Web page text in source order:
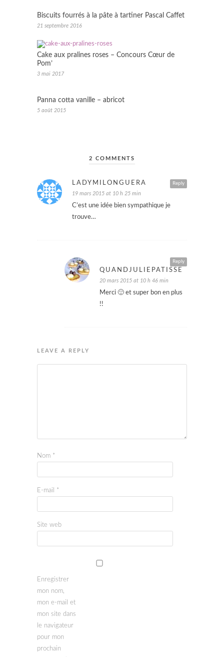
Biscuits fourrés à la pâte à tartiner Pascal Caffet
21 septembre 2016
Cake aux pralines roses – Concours Cœur de
Pom’
3 mai 2017
Panna cotta vanille – abricot
5 août 2015
2 COMMENTS
Reply
LADYMILONGUERA
19 mars 2015 at 10 h 25 min
C’est une idée bien sympathique je
trouve…
Reply
QUANDJULIEPATISSE
20 mars 2015 at 10 h 46 min
Merci 🙂 et super bon en plus
!!
LEAVE A REPLY
Nom *
E-mail *
Site web
Enregistrer
mon nom,
mon e-mail et
mon site dans
le navigateur
pour mon
prochain